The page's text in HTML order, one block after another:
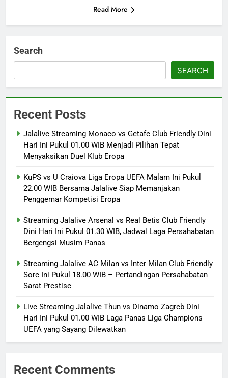
Read More
Search
SEARCH
Recent Posts
Jalalive Streaming Monaco vs Getafe Club Friendly Dini
Hari Ini Pukul 01.00 WIB Menjadi Pilihan Tepat
Menyaksikan Duel Klub Eropa
KuPS vs U Craiova Liga Eropa UEFA Malam Ini Pukul
22.00 WIB Bersama Jalalive Siap Memanjakan
Penggemar Kompetisi Eropa
Streaming Jalalive Arsenal vs Real Betis Club Friendly
Dini Hari Ini Pukul 01.30 WIB, Jadwal Laga Persahabatan
Bergengsi Musim Panas
Streaming Jalalive AC Milan vs Inter Milan Club Friendly
Sore Ini Pukul 18.00 WIB – Pertandingan Persahabatan
Sarat Prestise
Live Streaming Jalalive Thun vs Dinamo Zagreb Dini
Hari Ini Pukul 01.00 WIB Laga Panas Liga Champions
UEFA yang Sayang Dilewatkan
Recent Comments